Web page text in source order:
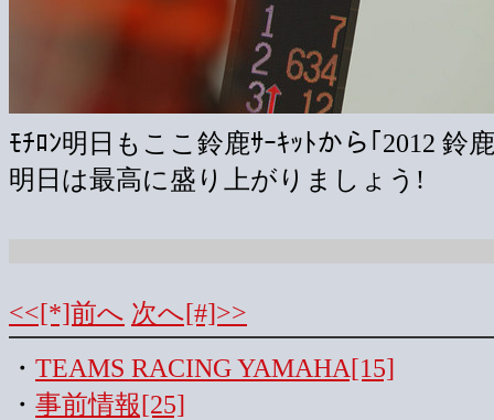
ﾓﾁﾛﾝ明日もここ鈴鹿ｻｰｷｯﾄから｢2012 鈴
明日は最高に盛り上がりましょう!
<<[*]前へ 次へ[#]>>
・ TEAMS RACING YAMAHA[15]
・ 事前情報[25]